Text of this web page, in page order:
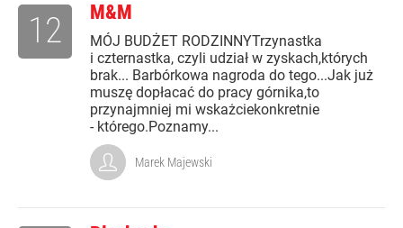
M&M
MÓJ BUDŻET RODZINNYTrzynastka
i czternastka, czyli udział w zyskach,których
brak... Barbórkowa nagroda do tego...Jak już
muszę dopłacać do pracy górnika,to
przynajmniej mi wskażciekonkretnie
- którego.Poznamy...
12
Marek Majewski